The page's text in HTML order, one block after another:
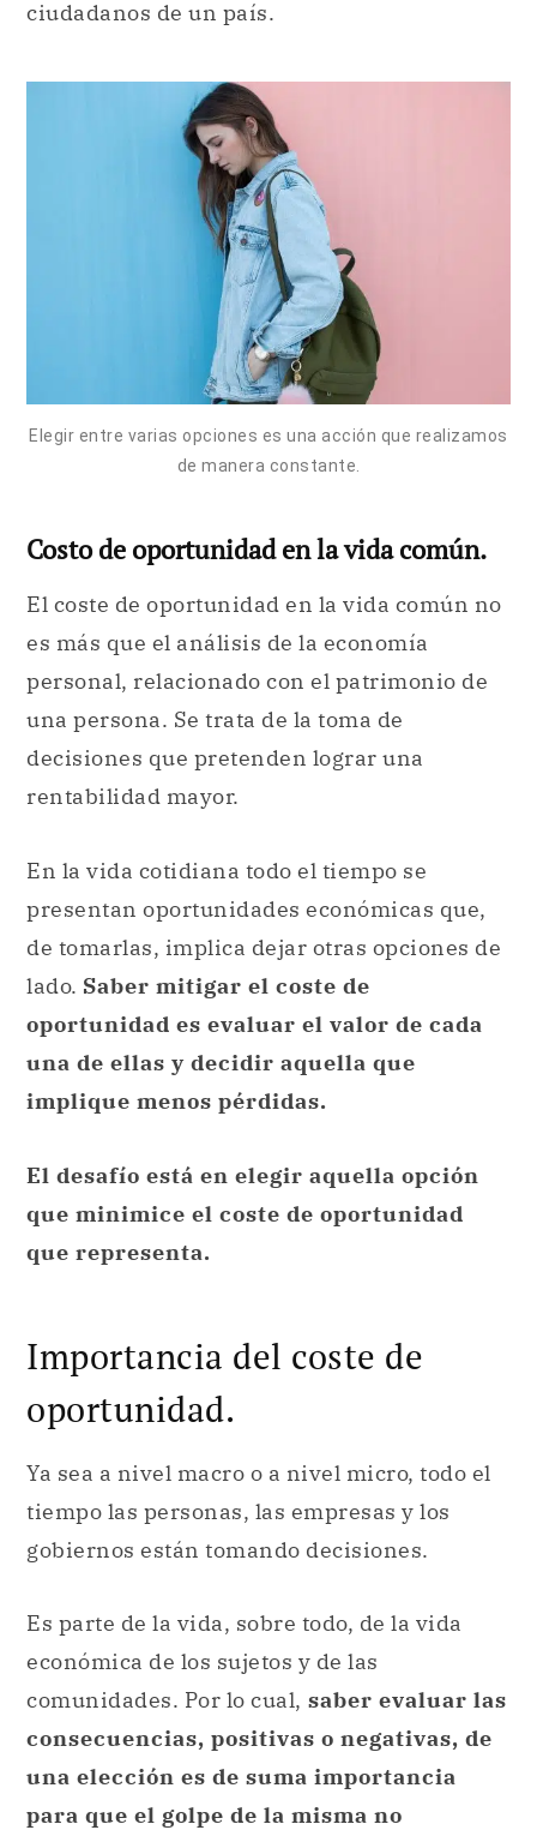
ciudadanos de un país.
Elegir entre varias opciones es una acción que realizamos
de manera constante.
Costo de oportunidad en la vida común.
El coste de oportunidad en la vida común no
es más que el análisis de la economía
personal, relacionado con el patrimonio de
una persona. Se trata de la toma de
decisiones que pretenden lograr una
rentabilidad mayor.
En la vida cotidiana todo el tiempo se
presentan oportunidades económicas que,
de tomarlas, implica dejar otras opciones de
lado. Saber mitigar el coste de
oportunidad es evaluar el valor de cada
una de ellas y decidir aquella que
implique menos pérdidas.
El desafío está en elegir aquella opción
que minimice el coste de oportunidad
que representa.
Importancia del coste de
oportunidad.
Ya sea a nivel macro o a nivel micro, todo el
tiempo las personas, las empresas y los
gobiernos están tomando decisiones.
Es parte de la vida, sobre todo, de la vida
económica de los sujetos y de las
comunidades. Por lo cual, saber evaluar las
consecuencias, positivas o negativas, de
una elección es de suma importancia
para que el golpe de la misma no